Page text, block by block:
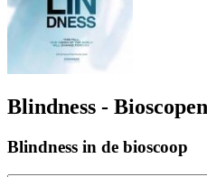
Blindness -
Blindness in de bioscoop